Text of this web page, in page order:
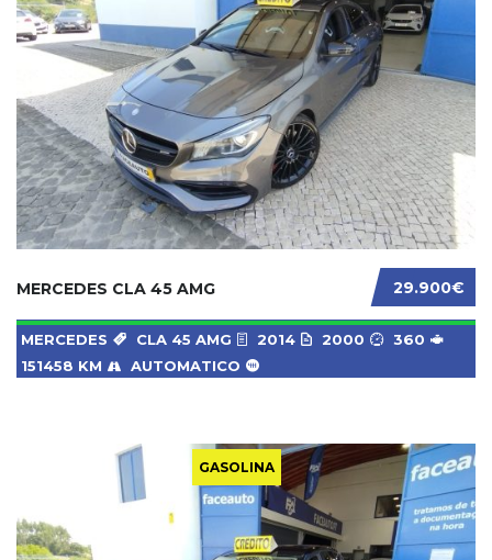
29.900€
MERCEDES CLA 45 AMG
MERCEDES CLA 45 AMG 2014 2000
360
151458 KM
AUTOMATICO
GASOLINA